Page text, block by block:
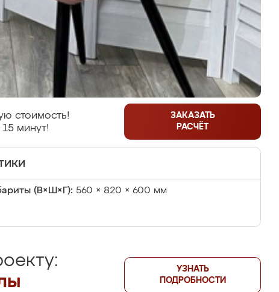
стоимость!
минут!
ЗАКАЗАТЬ
РАСЧЁТ
(В×Ш×Г): 560 × 820 × 600 мм
УЗНАТЬ
ПОДРОБНОСТИ